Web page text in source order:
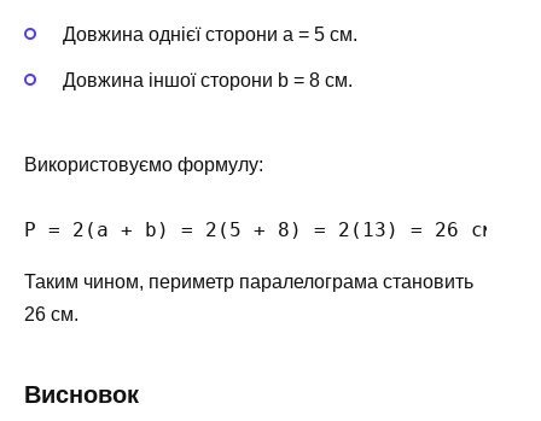
Довжина однієї сторони a = 5 см.
Довжина іншої сторони b = 8 см.
Використовуємо формулу:
P = 2(a + b) = 2(5 + 8) = 2(13) = 26 см.
Таким чином, периметр паралелограма становить
26 см.
Висновок